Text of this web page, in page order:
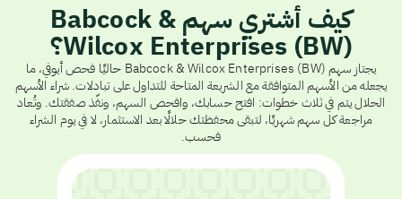
كيف أشتري سهم Babcock &
Wilcox Enterprises (BW)؟
يجتاز سهم Babcock & Wilcox Enterprises (BW) حاليًا فحص أيوفي، ما
يجعله من الأسهم المتوافقة مع الشريعة المتاحة للتداول على تبادلات. شراء الأسهم
الحلال يتم في ثلاث خطوات: افتح حسابك، وافحص السهم، ونفّذ صفقتك. وتُعاد
مراجعة كل سهم شهريًا، لتبقى محفظتك حلالًا بعد الاستثمار، لا في يوم الشراء
فحسب.